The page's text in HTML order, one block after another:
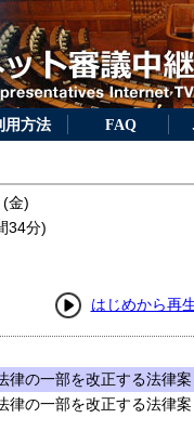
用方法 FAQ
金)
34分)
はじめから再
律の一部を改正する法律
律の一部を改正する法律